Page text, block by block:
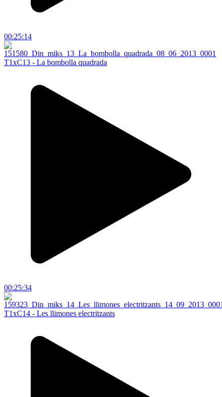
00:25:14
T1xC13 - La bombolla quadrada
00:25:34
T1xC14 - Les llimones electritzants